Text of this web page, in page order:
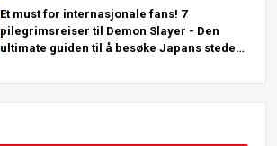
Et must for internasjonale fans! 7
pilegrimsreiser til Demon Slayer - Den
ultimate guiden til å besøke Japans steder